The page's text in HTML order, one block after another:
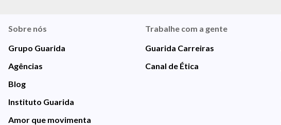
Sobre nós
Grupo Guarida
Agências
Blog
Instituto Guarida
Amor que movimenta
Trabalhe com a gente
Guarida Carreiras
Canal de Ética